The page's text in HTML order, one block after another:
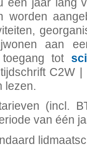
worden
aan
tot
C2W
lezen.
(incl.
van één